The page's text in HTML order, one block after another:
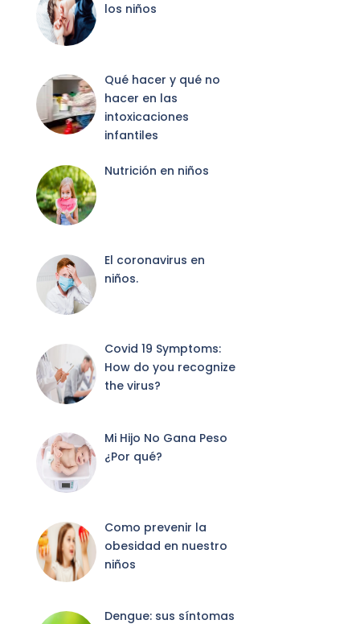
los niños
Qué hacer y qué no
hacer en las
intoxicaciones
infantiles
Nutrición en niños
El coronavirus en
niños.
Covid 19 Symptoms:
How do you recognize
the virus?
Mi Hijo No Gana Peso
¿Por qué?
Como prevenir la
obesidad en nuestro
niños
Dengue: sus síntomas